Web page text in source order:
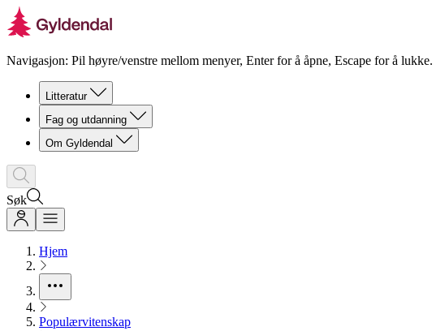
Navigasjon: Pil høyre/venstre mellom menyer, Enter for å åpne, Escape for å lukke.
Litteratur
Fag og utdanning
Om Gyldendal
Søk
Hjem
Populærvitenskap